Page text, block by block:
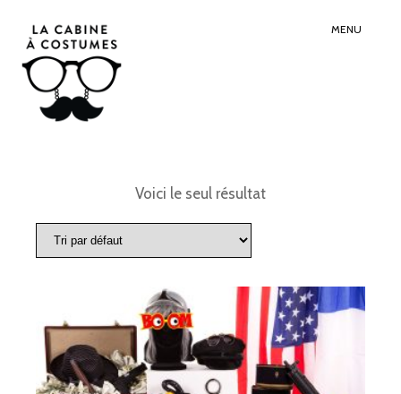
MENU
Voici le seul résultat